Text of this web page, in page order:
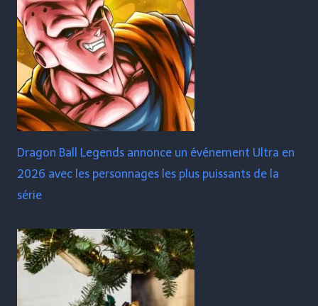
Dragon Ball Legends annonce un événement Ultra en
2026 avec les personnages les plus puissants de la
série